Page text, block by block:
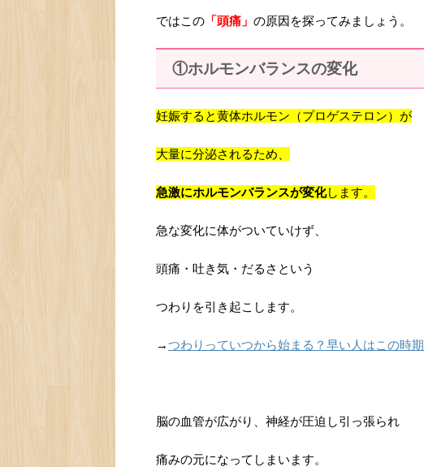
ではこの 「頭痛」 の原因を探ってみましょう。
①ホルモンバランスの変化
妊娠すると黄体ホルモン（プロゲステロン）が
大量に分泌されるため、
急激にホルモンバランスが変化します。
急な変化に体がついていけず、
頭痛・吐き気・だるさという
つわりを引き起こします。
→つわりっていつから始まる？早い人はこの時期
脳の血管が広がり、神経が圧迫し引っ張られ
痛みの元になってしまいます。